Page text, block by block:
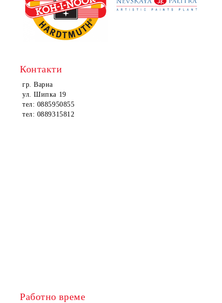
Контакти
гр. Варна
ул. Шипка 19
тел: 0885950855
тел: 0889315812
Работно време